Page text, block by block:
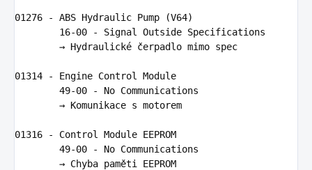
01276 - ABS Hydraulic Pump (V64)
16-00 - Signal Outside Specifications
        →
Hydraulické čerpadlo mimo spec
01314 - Engine Control
Module
49-00 - No Communications
        →
Komunikace s motorem
01316 - Control Module EEPROM
49-00 - No Communications
        →
Chyba paměti EEPROM